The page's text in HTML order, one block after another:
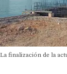
La finalización de la